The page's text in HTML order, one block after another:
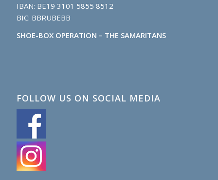
IBAN: BE19 3101 5855 8512
BIC: BBRUBEBB
SHOE-BOX OPERATION – THE SAMARITANS
FOLLOW US ON SOCIAL MEDIA